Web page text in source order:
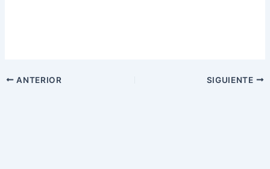
ANTERIOR SIGUIENTE